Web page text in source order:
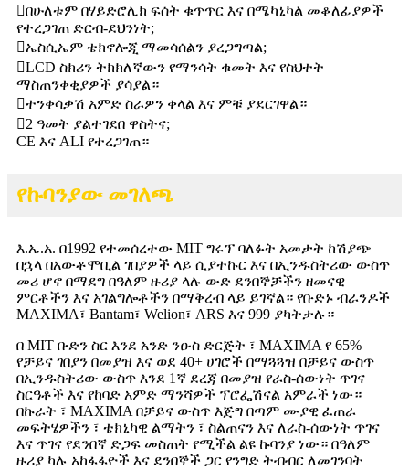
በሁለቱም በሃይድሮሊክ ፍሰት ቁጥጥር እና በሜካኒካል መቆለፊያዎች
የተረጋገጠ ድርብ-ደህንነት;
ኤስሲኤም ቴክኖሎጂ ማመሳሰልን ያረጋግጣል;
LCD ስክሪን ትክክለኛውን የማንሳት ቁመት እና የስህተት
ማስጠንቀቂያዎች ያሳያል።
ተንቀሳቃሽ አምድ ስራዎን ቀላል እና ምቹ ያደርገዋል።
2 ዓመት ያልተገደበ ዋስትና;
CE እና ALI የተረጋገጠ።
የኩባንያው መገለጫ
እ.ኤ.አ. በ1992 የተመሰረተው MIT ግሩፕ ባለፉት አመታት ከሽያጭ
በኋላ በአውቶሞቢል ገበያዎች ላይ ሲያተኩር እና በኢንዱስትሪው ውስጥ
መሪ ሆኖ በማደግ በዓለም ዙሪያ ላሉ ውድ ደንበኞቻችን ዘመናዊ
ምርቶችን እና አገልግሎቶችን በማቅረብ ላይ ይገኛል። የቡድኑ ብራንዶች
MAXIMA፣ Bantam፣ Welion፣ ARS እና 999 ያካትታሉ።
በ MIT ቡድን ስር እንደ አንድ ንዑስ ድርጅት ፣ MAXIMA የ 65%
የቻይና ገበያን በመያዝ እና ወደ 40+ ሀገሮች በማጓጓዝ በቻይና ውስጥ
በኢንዱስትሪው ውስጥ እንደ 1ኛ ደረጃ በመያዝ የራስ-ሰውነት ጥገና
ስርዓቶች እና የከባድ አምድ ማንሻዎች ፕሮፌሽናል አምራች ነው።
በኩራት ፣ MAXIMA በቻይና ውስጥ እጅግ በጣም ሙያዊ ፈጠራ
መፍትሄዎችን ፣ ቴክኒካዊ ልማትን ፣ ስልጠናን እና ለራስ-ሰውነት ጥገና
እና ጥገና የደንበኛ ድጋፍ መስጠት የሚችል ልዩ ኩባንያ ነው። በዓለም
ዙሪያ ካሉ አከፋፋዮች እና ደንበኞች ጋር የንግድ ትብብር ለመገንባት